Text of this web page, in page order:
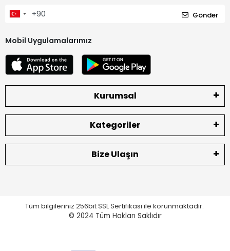
Gönder
Mobil Uygulamalarımız
Kurumsal
Kategoriler
Bize Ulaşın
Tüm bilgileriniz 256bit SSL Sertifikası ile korunmaktadır.
© 2024 Tüm Hakları Saklıdır